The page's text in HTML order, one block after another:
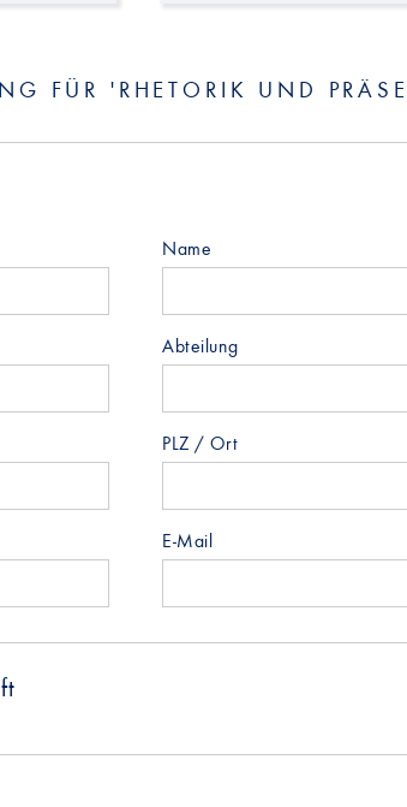
FÜR 'RHETORIK UND
Name
Abteilung
PLZ / Ort
E-Mail